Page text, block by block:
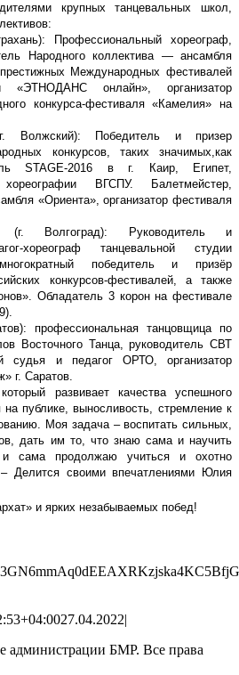
крупных танцевальных школ,
Профессиональный хореограф,
Народного коллектива — ансамбля
Международных фестивалей
онлайн», организатор
конкурса-фестиваля «Камелия» на
Победитель и призер
конкурсов, таких значимых,​как
STAGE-2016 в г. Каир, Египет,
ВГСПУ. Балетмейстер,
«Ориента», организатор фестиваля
Волгоград): Руководитель и
хореограф танцевальной студии
победитель и призёр
конкурсов-фестивалей, а также
Обладатель 3 корон на фестивале
профессиональная танцовщица по
Восточного Танца, руководитель СВТ
судья и педагог ОРТО, организатор
г. Саратов.
развивает качества успешного
публике, выносливость, стремление к
Моя задача– воспитать сильных,
дать им то, что знаю сама и научить
сама продолжаю учиться и охотно
Делится своими впечатлениями Юлия
и ярких незабываемых побед!
27.04.2022|
администрации БМР. Все права